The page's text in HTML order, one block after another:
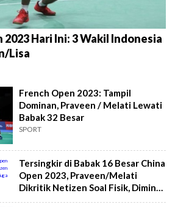
2023 Hari Ini: 3 Wakil Indonesia
Lisa
French Open 2023: Tampil
Dominan, Praveen / Melati Lewati
Babak 32 Besar
SPORT
Tersingkir di Babak 16 Besar China
Open 2023, Praveen/Melati
Dikritik Netizen Soal Fisik, Diminta
Lakukan Hal Tak Terduga